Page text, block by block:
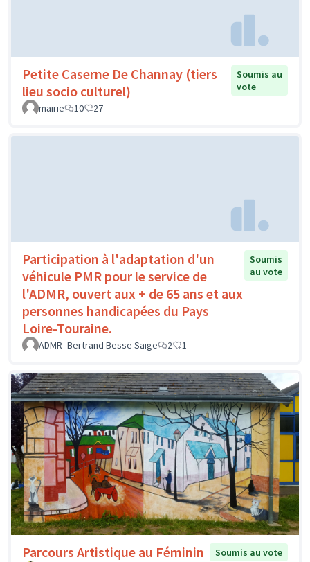
Petite Caserne De Channay (tiers
lieu socio culturel)
Soumis au
vote
mairie
10 27
Participation à l'adaptation d'un
véhicule PMR pour le service de
l'ADMR, ouvert aux + de 65 ans et aux
personnes handicapées du Pays
Loire-Touraine.
Soumis
au vote
ADMR- Bertrand Besse Saige 2 1
Parcours Artistique au Féminin
Soumis au vote